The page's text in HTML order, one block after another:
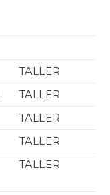
TALLER
TALLER
TALLER
TALLER
TALLER